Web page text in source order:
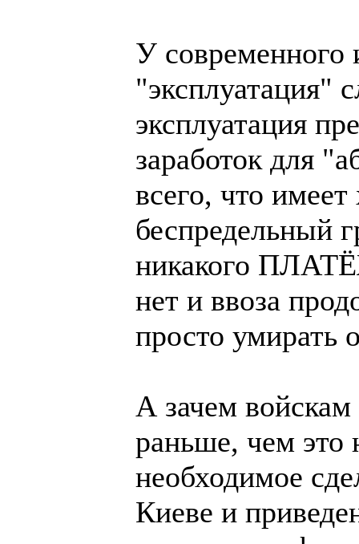
У современного
"эксплуатация"
эксплуатация
заработок для
всего, что
беспредельный
никакого
нет и ввоза
просто умирать
А зачем
раньше, чем
необходимое
Киеве и